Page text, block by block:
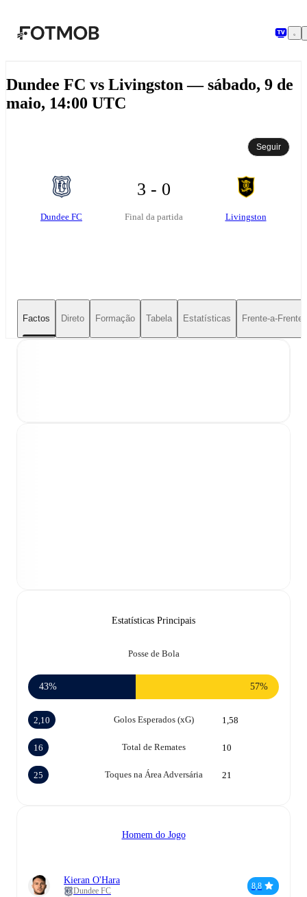
Dundee FC vs Livingston — sábado, 9 de
maio, 14:00 UTC
Seguir
Dundee FC
3 - 0
Final da partida Livingston
Factos Direto Formação Tabela Estatísticas Frente-a-Frente
Estatísticas Principais
Posse de Bola
43% 57%
Golos Esperados (xG)
2,10 1,58
Total de Remates
16 10
Toques na Área Adversária
25 21
Homem do Jogo
Kieran O'Hara
Dundee FC
8,8